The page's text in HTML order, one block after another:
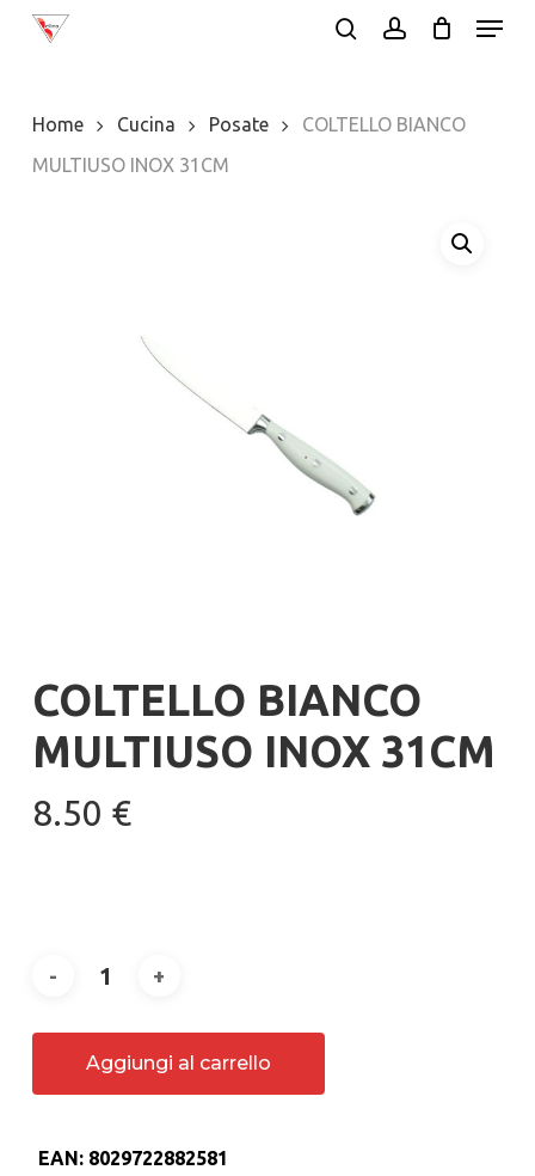
Skip
content
Menu
Home Cucina Posate
COLTELLO BIANCO
MULTIUSO INOX 31CM
COLTELLO BIANCO
MULTIUSO INOX 31CM
8.50 €
Aggiungi al carrello
EAN: 8029722882581